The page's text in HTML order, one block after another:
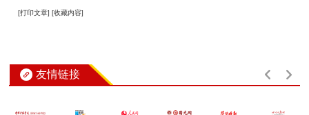
[打印文章] [收藏内容]
友情链接